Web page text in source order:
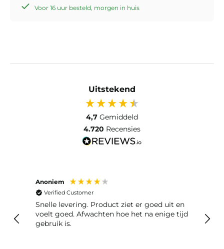
Voor 16 uur besteld, morgen in huis
Uitstekend
4,7 Gemiddeld
4.720 Recensies
Anoniem
Verified Customer
Snelle levering. Product ziet er goed uit en
voelt goed. Afwachten hoe het na enige tijd
gebruik is.